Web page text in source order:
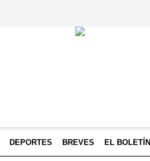
DEPORTES BREVES EL BOLETÍN